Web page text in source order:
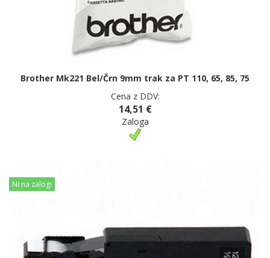
Brother Mk221 Bel/Črn 9mm trak za PT 110, 65, 85, 75
Cena z DDV:
14,51 €
Zaloga
Ni na zalogi